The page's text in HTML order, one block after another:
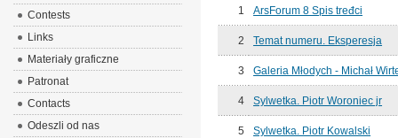
1 ArsForum 8 Spis tređci
2 Temat numeru. Eksperesja
3 Galeria Młodych - Michał
4 Sylwetka. Piotr Woroniec jr
5 Sylwetka. Piotr Kowalski
Contests
Links
Materiały graficzne
Patronat
Contacts
Odeszli od nas